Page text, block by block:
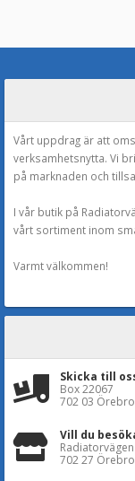
Vårt uppdrag är att
verksamhetsnytta. Vi
på marknaden och
I vår butik på
vårt sortiment inom
Varmt välkommen!
Skicka till
Box 22067
702 03 Örebro
Vill du
702 27 Örebro